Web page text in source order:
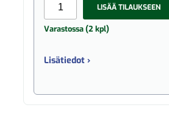
LISÄÄ TILAUKSEEN
Varastossa (2 kpl)
Lisätiedot ›